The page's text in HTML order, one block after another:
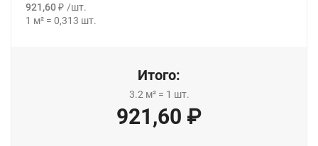
921,60₽ /шт.
1 м² = 0,313 шт.
Итого:
3.2 м²= 1 шт.
921,60 ₽